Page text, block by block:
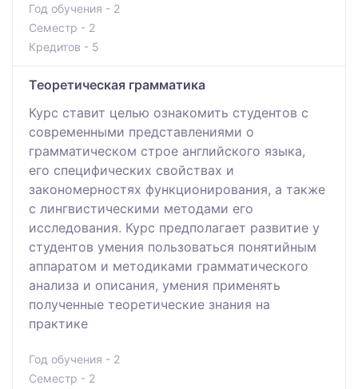
Год обучения - 2
Семестр - 2
Кредитов - 5
Теоретическая грамматика
Курс ставит целью ознакомить студентов с
современными представлениями о
грамматическом строе английского языка,
его специфических свойствах и
закономерностях функционирования, а также
с лингвистическими методами его
исследования. Курс предполагает развитие у
студентов умения пользоваться понятийным
аппаратом и методиками грамматического
анализа и описания, умения применять
полученные теоретические знания на
практике
Год обучения - 2
Семестр - 2